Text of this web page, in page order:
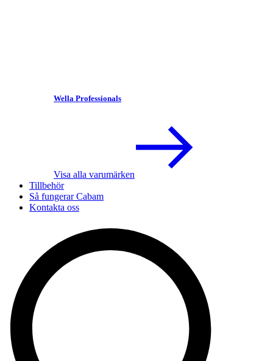
Wella Professionals
Visa alla varumärken
Tillbehör
Så fungerar Cabam
Kontakta oss